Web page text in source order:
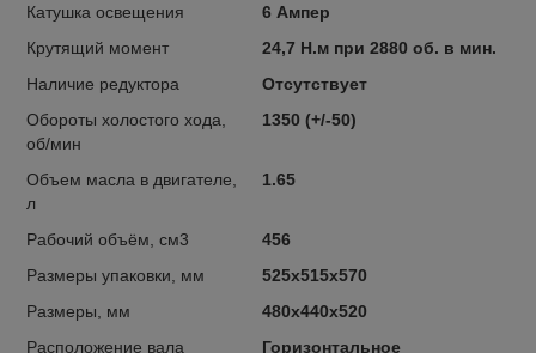
Катушка освещения
6 Ампер
Крутящий момент
24,7 Н.м при 2880 об. в мин.
Наличие редуктора
Отсутствует
Обороты холостого хода,
об/мин
1350 (+/-50)
Объем масла в двигателе,
л
1.65
Рабочий объём, см3
456
Размеры упаковки, мм
525х515х570
Размеры, мм
480х440х520
Расположение вала
Горизонтальное